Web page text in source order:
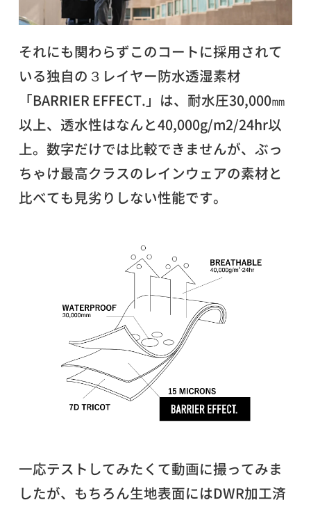
それにも関わらずこのコートに採用されて
いる独自の３レイヤー防水透湿素材
「BARRIER EFFECT.」は、耐水圧30,000㎜
以上、透水性はなんと40,000g/m2/24hr以
上。数字だけでは比較できませんが、ぶっ
ちゃけ最高クラスのレインウェアの素材と
比べても見劣りしない性能です。
一応テストしてみたくて動画に撮ってみま
したが、もちろん生地表面にはDWR加工済